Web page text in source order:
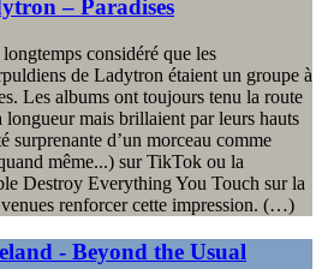
– Paradises
considéré que les
de Ladytron étaient un groupe à
Les albums ont toujours tenu la route
longueur mais brillaient par leurs hauts
surprenante d’un morceau comme
même...) sur TikTok ou la
Destroy Everything You Touch sur la
renforcer cette impression. (…)
- Beyond the Usual